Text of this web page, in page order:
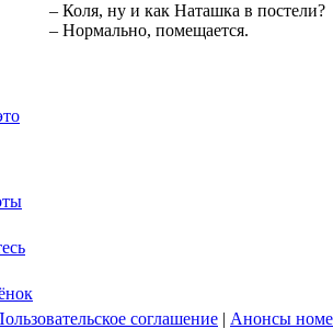
– Коля, ну и как Наташка в постели?
– Нормально, помещается.
соглашение | Анонсы